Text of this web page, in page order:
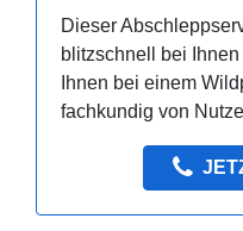
Dieser
blitzschnell bei
Ihnen bei einem
fachkundig von